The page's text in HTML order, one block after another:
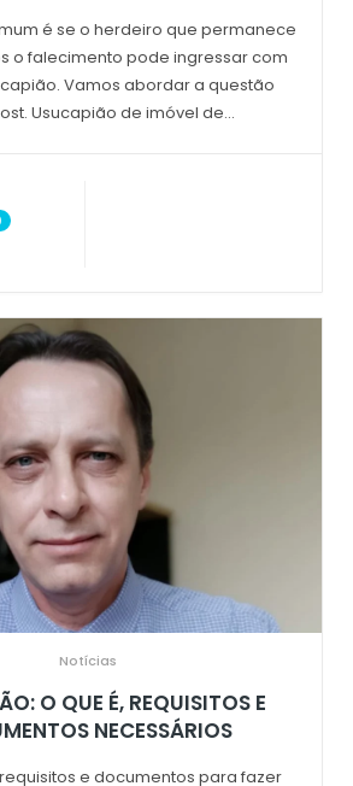
é se o herdeiro que permanece
o falecimento pode ingressar com
Vamos abordar a questão
Usucapião de imóvel de...
Notícias
O QUE É, REQUISITOS E
NECESSÁRIOS
e documentos para fazer